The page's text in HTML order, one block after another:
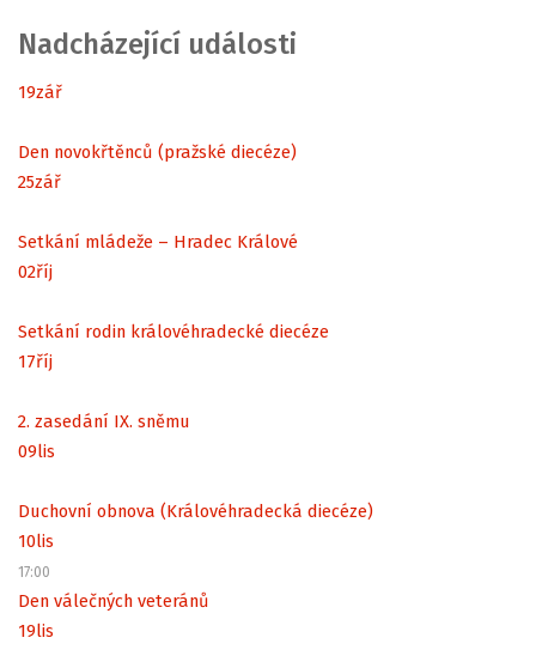
Nadcházející události
19zář
Den novokřtěnců (pražské diecéze)
25zář
Setkání mládeže – Hradec Králové
02říj
Setkání rodin královéhradecké diecéze
17říj
2. zasedání IX. sněmu
09lis
Duchovní obnova (Královéhradecká diecéze)
10lis
17:00
Den válečných veteránů
19lis